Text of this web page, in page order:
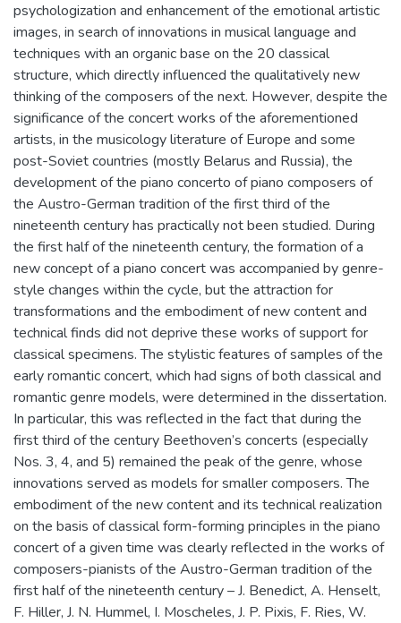
psychologization and enhancement of the emotional artistic
images, in search of innovations in musical language and
techniques with an organic base on the 20 classical
structure, which directly influenced the qualitatively new
thinking of the composers of the next. However, despite the
significance of the concert works of the aforementioned
artists, in the musicology literature of Europe and some
post-Soviet countries (mostly Belarus and Russia), the
development of the piano concerto of piano composers of
the Austro-German tradition of the first third of the
nineteenth century has practically not been studied. During
the first half of the nineteenth century, the formation of a
new concept of a piano concert was accompanied by genre-
style changes within the cycle, but the attraction for
transformations and the embodiment of new content and
technical finds did not deprive these works of support for
classical specimens. The stylistic features of samples of the
early romantic concert, which had signs of both classical and
romantic genre models, were determined in the dissertation.
In particular, this was reflected in the fact that during the
first third of the century Beethoven’s concerts (especially
Nos. 3, 4, and 5) remained the peak of the genre, whose
innovations served as models for smaller composers. The
embodiment of the new content and its technical realization
on the basis of classical form-forming principles in the piano
concert of a given time was clearly reflected in the works of
composers-pianists of the Austro-German tradition of the
first half of the nineteenth century – J. Benedict, A. Henselt,
F. Hiller, J. N. Hummel, I. Moscheles, J. P. Pixis, F. Ries, W.